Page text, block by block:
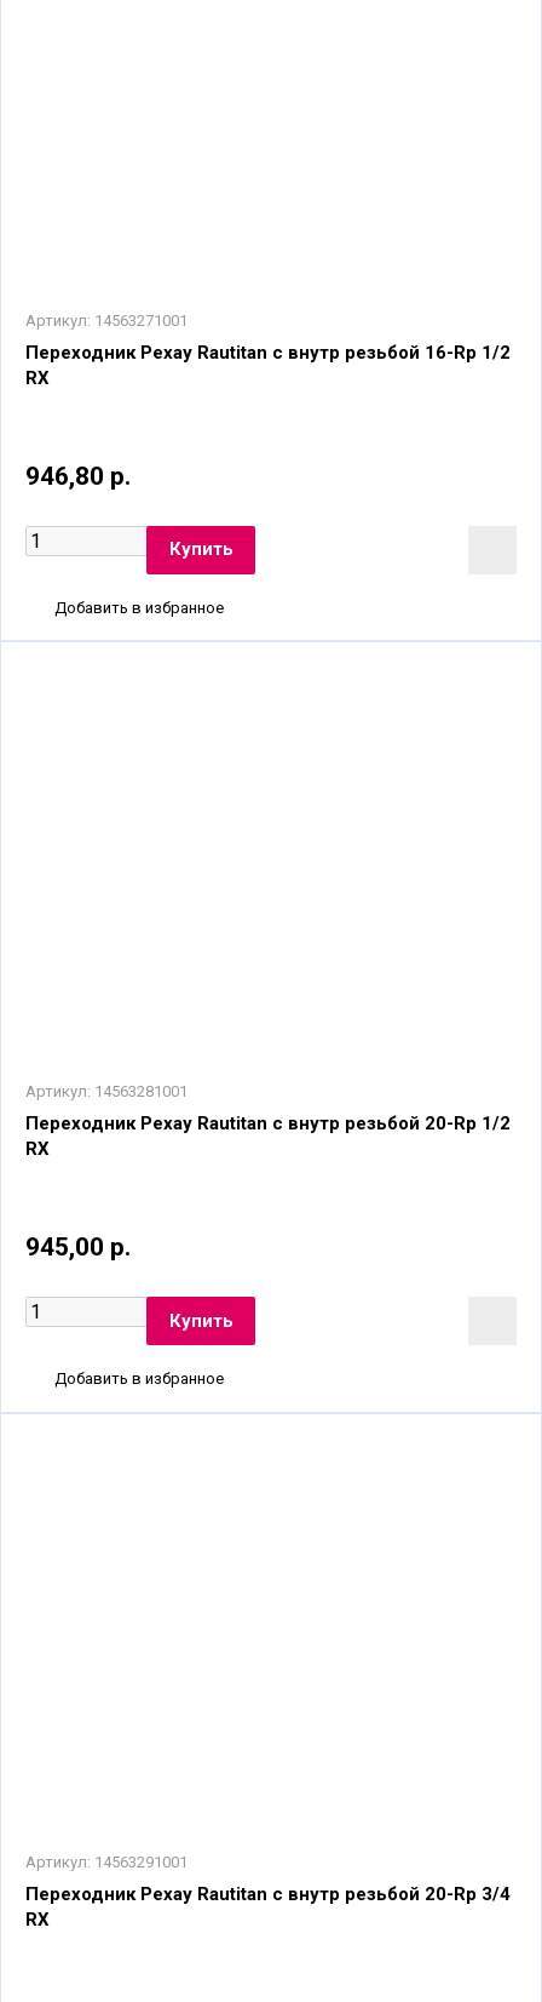
Артикул: 14563271001
Переходник Рехау Rautitan с внутр резьбой 16-Rp 1/2
RX
946,80 р.
Добавить в избранное
Артикул: 14563281001
Переходник Рехау Rautitan с внутр резьбой 20-Rp 1/2
RX
945,00 р.
Добавить в избранное
Артикул: 14563291001
Переходник Рехау Rautitan с внутр резьбой 20-Rp 3/4
RX